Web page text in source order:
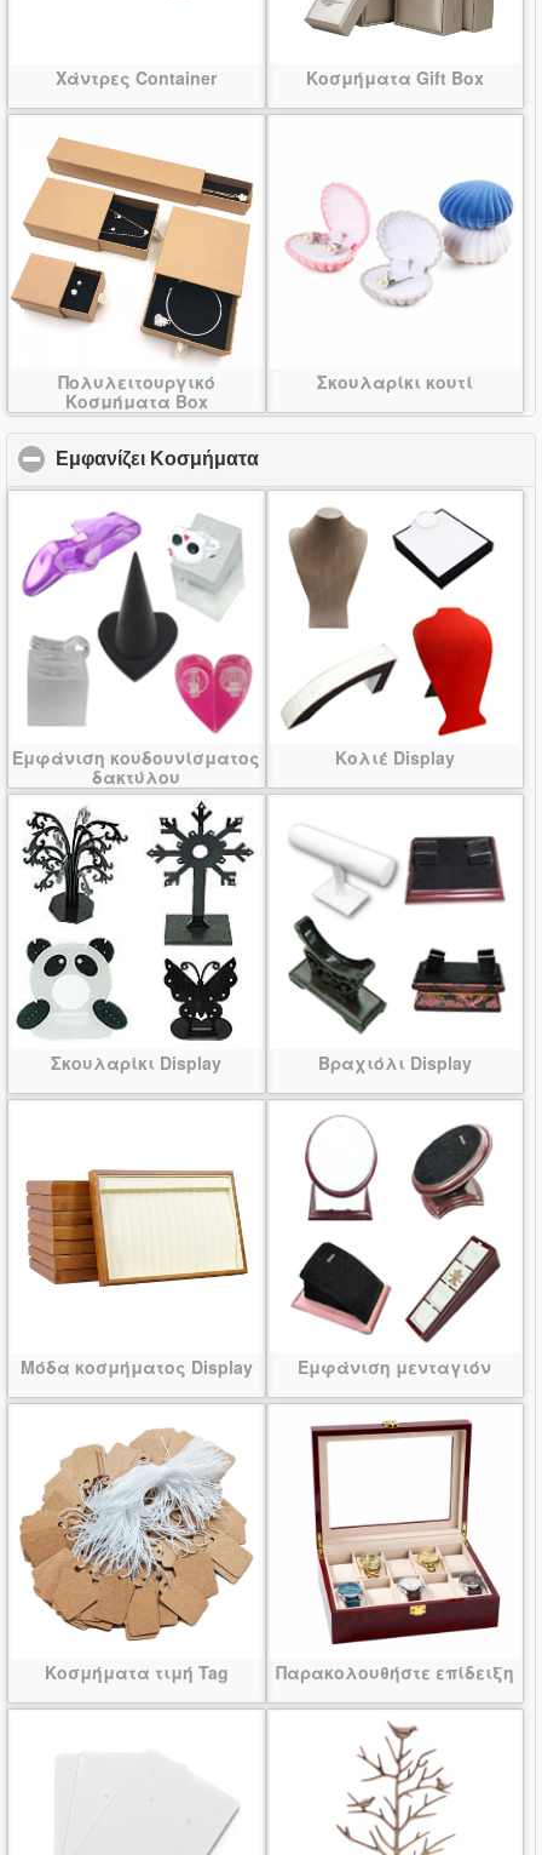
Χάντρες Container Κοσμήματα Gift Box
Πολυλειτουργικό
Κοσμήματα Box
Σκουλαρίκι κουτί
Εμφανίζει Κοσμήματα
Εμφάνιση κουδουνίσματος
δακτύλου
Κολιέ Display
Σκουλαρίκι Display Βραχιόλι Display
Μόδα κοσμήματος Display Εμφάνιση μενταγιόν
Κοσμήματα τιμή Tag Παρακολουθήστε επίδειξη